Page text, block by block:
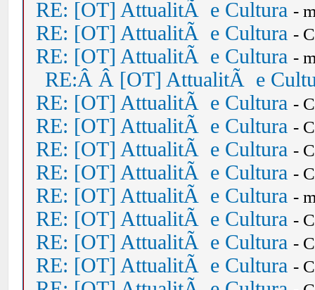
RE: [OT] AttualitÃ e Cultura -
RE: [OT] AttualitÃ e Cultura -
RE: [OT] AttualitÃ e Cultura -
RE:Â Â [OT] AttualitÃ e
RE: [OT] AttualitÃ e Cultura -
RE: [OT] AttualitÃ e Cultura -
RE: [OT] AttualitÃ e Cultura -
RE: [OT] AttualitÃ e Cultura -
RE: [OT] AttualitÃ e Cultura -
RE: [OT] AttualitÃ e Cultura -
RE: [OT] AttualitÃ e Cultura -
RE: [OT] AttualitÃ e Cultura -